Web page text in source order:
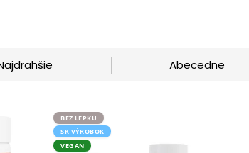
Abecedne
BEZ LEPKU
SK VÝROBOK
VEGAN